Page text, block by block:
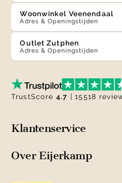
Woonwinkel Veenendaal
Adres & Openingstijden
Outlet Zutphen
Adres & Openingstijden
Klantenservice
Over Eijerkamp
TrustScore 4.7 | 15518